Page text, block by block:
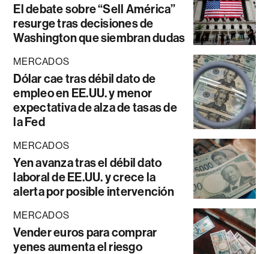
El debate sobre “Sell América”
resurge tras decisiones de
Washington que siembran dudas
MERCADOS
Dólar cae tras débil dato de
empleo en EE.UU. y menor
expectativa de alza de tasas de
la Fed
MERCADOS
Yen avanza tras el débil dato
laboral de EE.UU. y crece la
alerta por posible intervención
MERCADOS
Vender euros para comprar
yenes aumenta el riesgo